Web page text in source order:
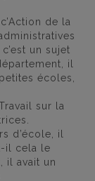
de la
un sujet
il
écoles,
sur la
d’école, il
il cela le
il avait un